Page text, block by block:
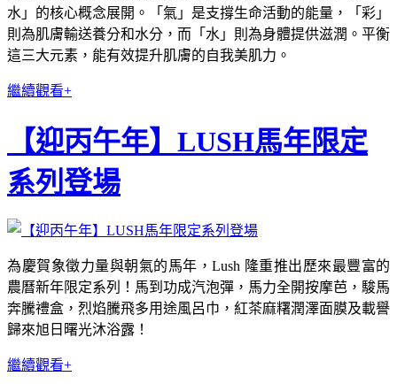
水」的核心概念展開。「氣」是支撐生命活動的能量，「彩」
則為肌膚輸送養分和水分，而「水」則為身體提供滋潤。平衡
這三大元素，能有效提升肌膚的自我美肌力。
繼續觀看+
【迎丙午年】LUSH馬年限定
系列登場
為慶賀象徵力量與朝氣的馬年，Lush 隆重推出歷來最豐富的
農曆新年限定系列！馬到功成汽泡彈，馬力全開按摩芭，駿馬
奔騰禮盒，烈焰騰飛多用途風呂巾，紅茶麻糬潤澤面膜及載譽
歸來旭日曙光沐浴露！
繼續觀看+